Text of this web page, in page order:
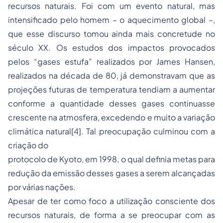
recursos naturais. Foi com um evento natural, mas
intensificado pelo homem – o aquecimento global –,
que esse discurso tomou ainda mais concretude no
século XX. Os estudos dos impactos provocados
pelos “gases estufa” realizados por James Hansen,
realizados na década de 80, já demonstravam que as
projeções futuras de temperatura tendiam a aumentar
conforme a quantidade desses gases continuasse
crescente na atmosfera, excedendo e muito a variação
climática natural[4]. Tal preocupação culminou com a
criação do
protocolo de Kyoto, em 1998, o qual definia metas para
redução da emissão desses gases a serem alcançadas
por várias nações.
Apesar de ter como foco a utilização consciente dos
recursos naturais, de forma a se preocupar com as